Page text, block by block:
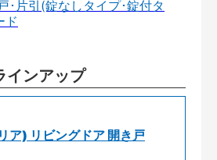
･片引(錠なしタイプ･錠付タ
ド
インアップ
ア) リビングドア 開き戸